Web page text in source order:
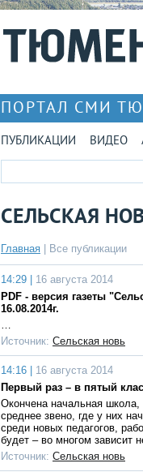
ПОРТАЛ СМИ
ПУБЛИКАЦИИ ВИДЕО
СЕЛЬСКАЯ
Главная Все публикации
14:29 |
16 августа 2014
PDF - версия газеты
16.08.2014г.
…
Источник: Сельская новь
14:16 |
16 августа 2014
Первый раз – в пятый
Окончена начальная
среднее звено, где у них
среди новых педагогов,
будет – во многом зависит
Источник: Сельская новь